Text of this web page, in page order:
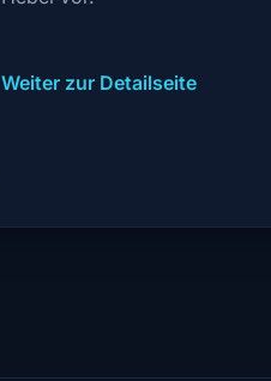
Weiter zur Detailseite